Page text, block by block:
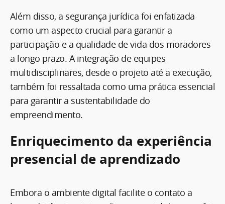
Além disso, a segurança jurídica foi enfatizada
como um aspecto crucial para garantir a
participação e a qualidade de vida dos moradores
a longo prazo. A integração de equipes
multidisciplinares, desde o projeto até a execução,
também foi ressaltada como uma prática essencial
para garantir a sustentabilidade do
empreendimento.
Enriquecimento da experiência
presencial de aprendizado
Embora o ambiente digital facilite o contato a